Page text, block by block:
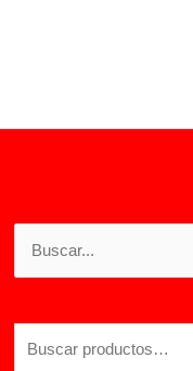
por:
por: